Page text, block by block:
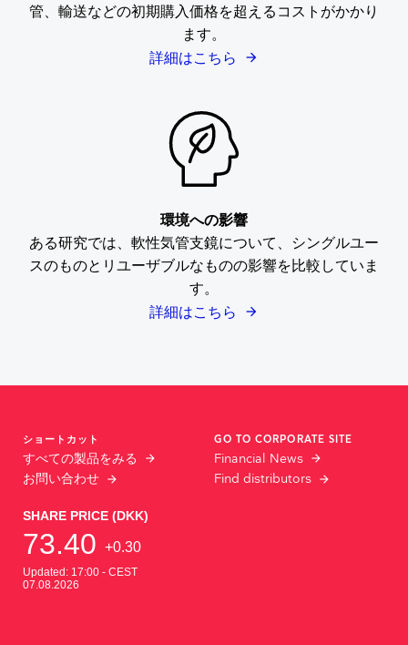
管、輸送などの初期購入価格を超えるコストがかかり
ます。
詳細はこちら
環境への影響
ある研究では、軟性気管支鏡について、シングルユー
スのものとリユーザブルなものの影響を比較していま
す。
詳細はこちら
ショートカット
すべての製品をみる
お問い合わせ
GO TO CORPORATE SITE
Financial News
Find distributors